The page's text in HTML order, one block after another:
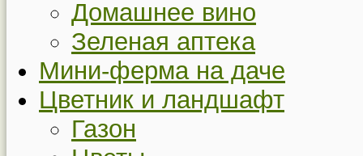
Домашнее вино
Зеленая аптека
Мини-ферма на даче
Цветник и ландшафт
Газон